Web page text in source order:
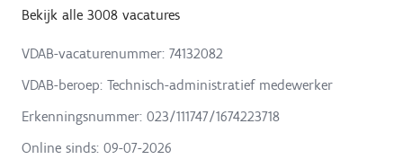
Bekijk alle 3008 vacatures
VDAB-vacaturenummer: 74132082
VDAB-beroep: Technisch-administratief medewerker
Erkenningsnummer: 023/111747/1674223718
Online sinds: 09-07-2026